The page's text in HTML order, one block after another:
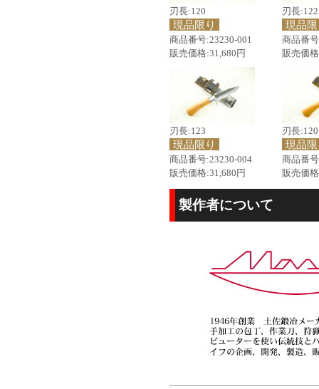
刃長:120
現品限り
商品番号:23230-001
販売価格:31,680円
刃長:122
現品
商品番
販売価
刃長:123
現品限り
商品番号:23230-004
販売価格:31,680円
刃長:120
現品
商品番
販売価
製作者について